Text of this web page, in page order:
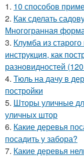
1. 10 способов
2. Как сделать
Многогранная
3. Клумба из
инструкция, как
разновидностей
4. Тюль на дачу в
постройки
5. Шторы уличные
уличных штор
6. Какие деревья
посадить у забора?
7. Какие деревья